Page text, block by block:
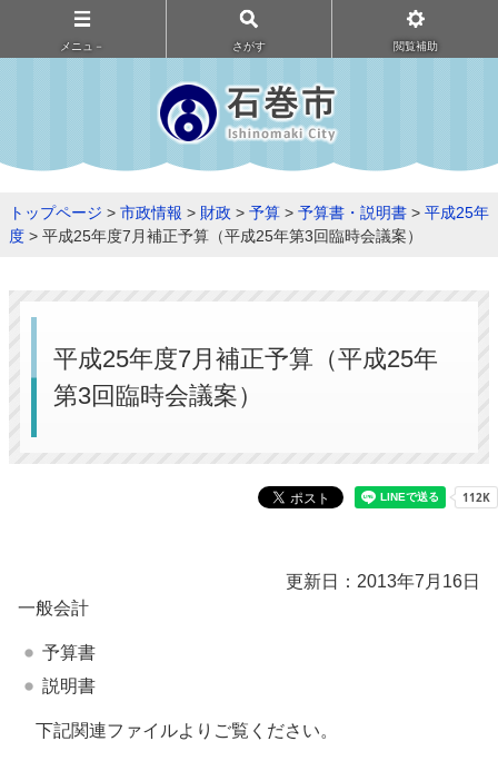
メニュ－ さがす 閲覧補助
トップページ > 市政情報 > 財政 > 予算 > 予算書・説明書 > 平成25年
度 > 平成25年度7月補正予算（平成25年第3回臨時会議案）
平成25年度7月補正予算（平成25年
第3回臨時会議案）
更新日：2013年7月16日
一般会計
予算書
説明書
下記関連ファイルよりご覧ください。